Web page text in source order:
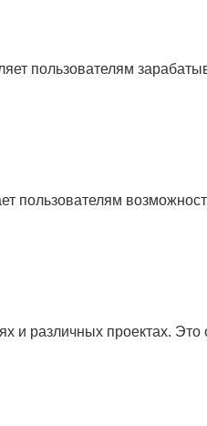
пользователям
пользователям
и различных проектах.